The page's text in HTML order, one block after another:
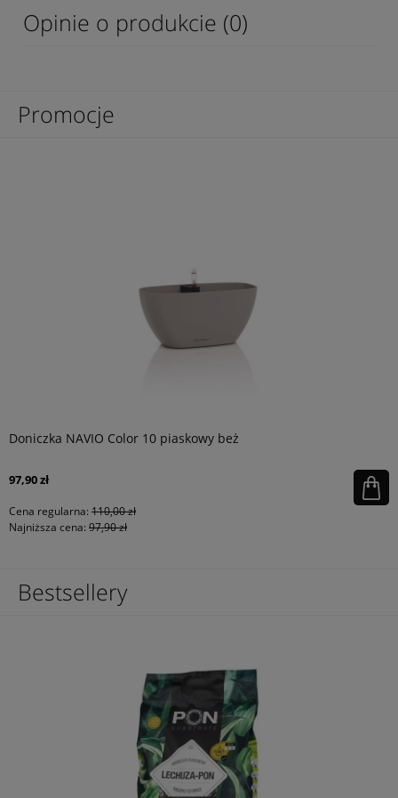
Opinie o produkcie (0)
Promocje
Doniczka NAVIO Color 10 piaskowy beż
97,90 zł
Cena regularna: 110,00 zł
Najniższa cena: 97,90 zł
Bestsellery